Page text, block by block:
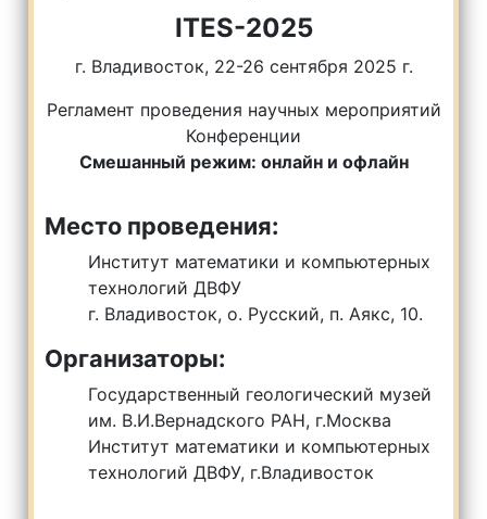
ITES-2025
г. Владивосток, 22-26 сентября 2025 г.
Регламент проведения научных мероприятий
Конференции
Смешанный режим: онлайн и офлайн
Место проведения:
Институт математики и компьютерных
технологий ДВФУ
г. Владивосток, о. Русский, п. Аякс, 10.
Организаторы:
Государственный геологический музей
им. В.И.Вернадского РАН, г.Москва
Институт математики и компьютерных
технологий ДВФУ, г.Владивосток